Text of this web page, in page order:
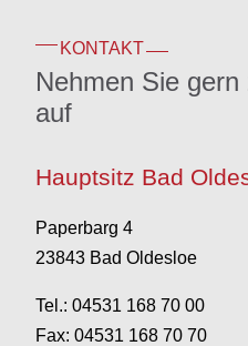
KONTAKT
Nehmen Sie
auf
Hauptsitz Bad
Paperbarg 4
23843 Bad Oldesloe
Tel.: 04531 168 70 00
Fax: 04531 168 70 70